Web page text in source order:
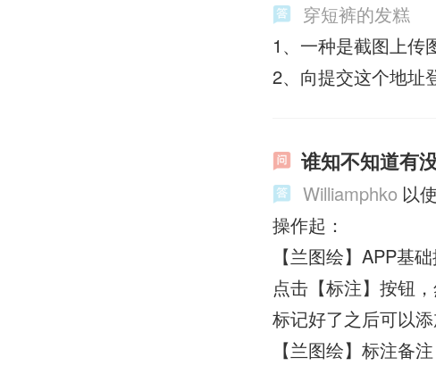
穿短裤的发糕
1、一种是截图上传
2、向提交这个地址
谁知不知道有
Williamphko 以
操作起：
【兰图绘】APP基
点击【标注】按钮
标记好了之后可以
【兰图绘】标注备注